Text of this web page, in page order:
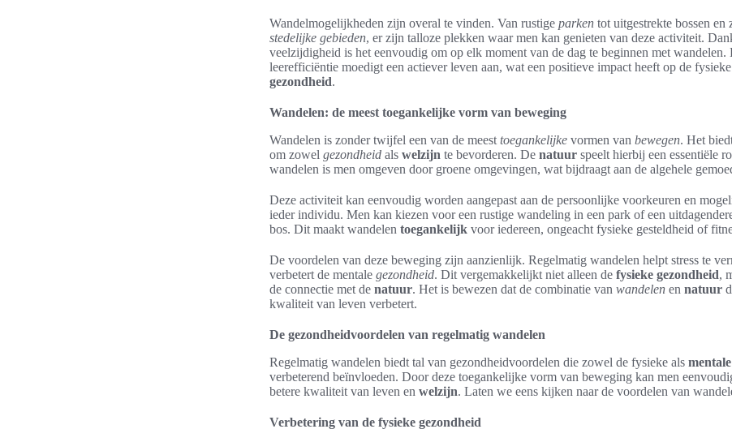
Wandelmogelijkheden zijn overal te vinden. Van rustige parken tot uitgestrekte bossen en
stedelijke gebieden, er zijn talloze plekken waar men kan genieten van deze activiteit.
veelzijdigheid is het eenvoudig om op elk moment van de dag te beginnen met wandelen.
leerefficiëntie moedigt een actiever leven aan, wat een positieve impact heeft op de
gezondheid.
Wandelen: de meest toegankelijke vorm van beweging
Wandelen is zonder twijfel een van de meest toegankelijke vormen van bewegen. Het
om zowel gezondheid als welzijn te bevorderen. De natuur speelt hierbij een essentiële
wandelen is men omgeven door groene omgevingen, wat bijdraagt aan de algehele
Deze activiteit kan eenvoudig worden aangepast aan de persoonlijke voorkeuren en
ieder individu. Men kan kiezen voor een rustige wandeling in een park of een
bos. Dit maakt wandelen toegankelijk voor iedereen, ongeacht fysieke gesteldheid of
De voordelen van deze beweging zijn aanzienlijk. Regelmatig wandelen helpt stress te
verbetert de mentale gezondheid. Dit vergemakkelijkt niet alleen de fysieke gezondheid,
de connectie met de natuur. Het is bewezen dat de combinatie van wandelen en natuur
kwaliteit van leven verbetert.
De gezondheidvoordelen van regelmatig wandelen
Regelmatig wandelen biedt tal van gezondheidvoordelen die zowel de fysieke als
verbeterend beïnvloeden. Door deze toegankelijke vorm van beweging kan men
betere kwaliteit van leven en welzijn. Laten we eens kijken naar de voordelen van
Verbetering van de fysieke gezondheid